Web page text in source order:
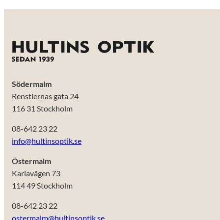
Södermalm
Renstiernas gata 24
116 31 Stockholm
08-642 23 22
info@hultinsoptik.se
Östermalm
Karlavägen 73
114 49 Stockholm
08-642 23 22
ostermalm@hultinsoptik.se
Nödvändiga
Dessa kakor
går inte att